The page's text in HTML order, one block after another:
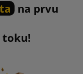
na prvu
toku!